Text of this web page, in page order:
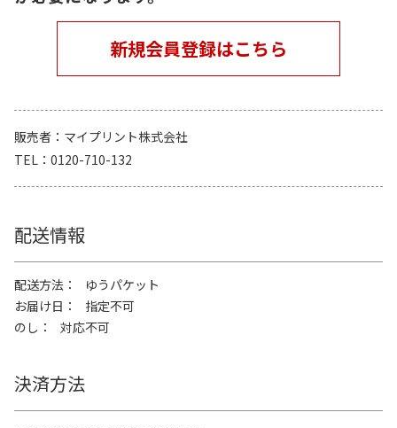
新規会員登録はこちら
販売者
マイプリント株式会社
TEL
0120-710-132
配送情報
配送方法
ゆうパケット
お届け日
指定不可
のし
対応不可
決済方法